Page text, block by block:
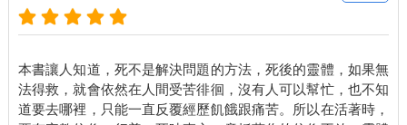
本書讓人知道，死不是解決問題的方法，死後的靈體，如果無
法得救，就會依然在人間受苦徘徊，沒有人可以幫忙，也不知
道要去哪裡，只能一直反覆經歷飢餓跟痛苦。所以在活著時，